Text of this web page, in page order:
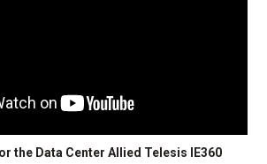
the Data Center Allied Telesis IE360